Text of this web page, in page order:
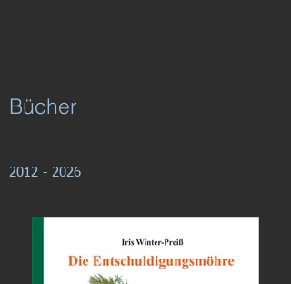
Bücher
2012 - 2026